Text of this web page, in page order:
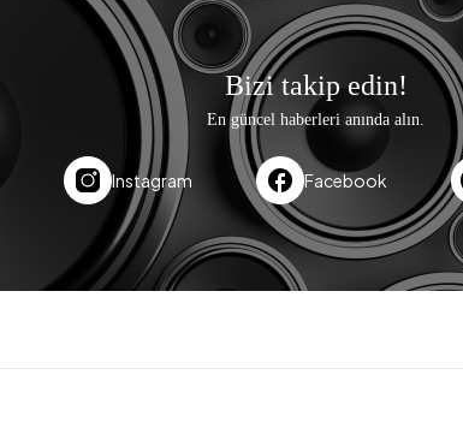
Bizi takip edin!
En güncel haberleri anında alın.
Instagram Facebook